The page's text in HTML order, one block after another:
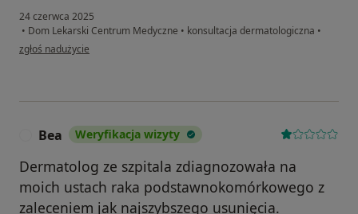
24 czerwca 2025
• Dom Lekarski Centrum Medyczne • konsultacja dermatologiczna •
w opinii użytkownika AD.
zgłoś nadużycie
Bea Weryfikacja wizyty
Dermatolog ze szpitala zdiagnozowała na
moich ustach raka podstawnokomórkowego z
zaleceniem jak najszybszego usunięcia.